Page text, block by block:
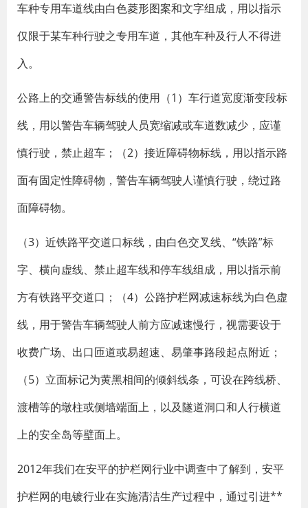
车种专用车道线由白色菱形图案和文字组成，用以指示
仅限于某车种行驶之专用车道，其他车种及行人不得进
入。
公路上的交通警告标线的使用（1）车行道宽度渐变段标
线，用以警告车辆驾驶人员宽缩减或车道数减少，应谨
慎行驶，禁止超车；（2）接近障碍物标线，用以指示路
面有固定性障碍物，警告车辆驾驶人谨慎行驶，绕过路
面障碍物。
（3）近铁路平交道口标线，由白色交叉线、“铁路”标
字、横向虚线、禁止超车线和停车线组成，用以指示前
方有铁路平交道口；（4）公路护栏网减速标线为白色虚
线，用于警告车辆驾驶人前方应减速慢行，视需要设于
收费广场、出口匝道或易超速、易肇事路段起点附近；
（5）立面标记为黄黑相间的倾斜线条，可设在跨线桥、
渡槽等的墩柱或侧墙端面上，以及隧道洞口和人行横道
上的安全岛等壁面上。
2012年我们在安平的护栏网行业中调查中了解到，安平
护栏网的电镀行业在实施清洁生产过程中，通过引进**